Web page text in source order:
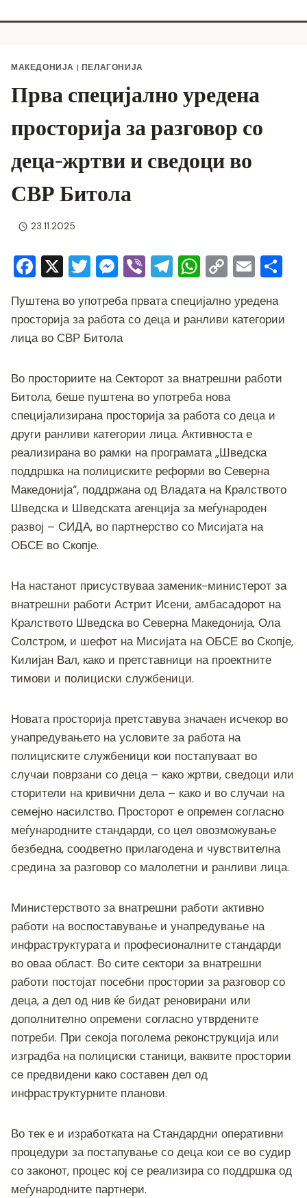
МАКЕДОНИЈА | ПЕЛАГОНИЈА
Прва специјално уредена
просторија за разговор со
деца-жртви и сведоци во
СВР Битола
23.11.2025
F
c
e
o
o
k
X T
tt
er
M
e
ss
e
g
er
Vi
er
T
e
gr
m
W
h
at
s
p
p
C
p
y
n
k
E
ai
l
ar
e
Пуштена во употреба првата специјално уредена
просторија за работа со деца и ранливи категории
лица во СВР Битола
Во просториите на Секторот за внатрешни работи
Битола, беше пуштена во употреба нова
специјализирана просторија за работа со деца и
други ранливи категории лица. Активноста е
реализирана во рамки на програмата „Шведска
поддршка на полициските реформи во Северна
Македонија“, поддржана од Владата на Кралството
Шведска и Шведската агенција за меѓународен
развој – СИДА, во партнерство со Мисијата на
ОБСЕ во Скопје.
На настанот присуствуваа заменик-министерот за
внатрешни работи Астрит Исени, амбасадорот на
Кралството Шведска во Северна Македонија, Ола
Солстром, и шефот на Мисијата на ОБСЕ во Скопје,
Килијан Вал, како и претставници на проектните
тимови и полициски службеници.
Новата просторија претставува значаен исчекор во
унапредувањето на условите за работа на
полициските службеници кои постапуваат во
случаи поврзани со деца – како жртви, сведоци или
сторители на кривични дела – како и во случаи на
семејно насилство. Просторот е опремен согласно
меѓународните стандарди, со цел овозможување
безбедна, соодветно прилагодена и чувствителна
средина за разговор со малолетни и ранливи лица.
Министерството за внатрешни работи активно
работи на воспоставување и унапредување на
инфраструктурата и професионалните стандарди
во оваа област. Во сите сектори за внатрешни
работи постојат посебни простории за разговор со
деца, а дел од нив ќе бидат реновирани или
дополнително опремени согласно утврдените
потреби. При секоја поголема реконструкција или
изградба на полициски станици, ваквите простории
се предвидени како составен дел од
инфраструктурните планови.
Во тек е и изработката на Стандардни оперативни
процедури за постапување со деца кои се во судир
со законот, процес кој се реализира со поддршка од
меѓународните партнери.